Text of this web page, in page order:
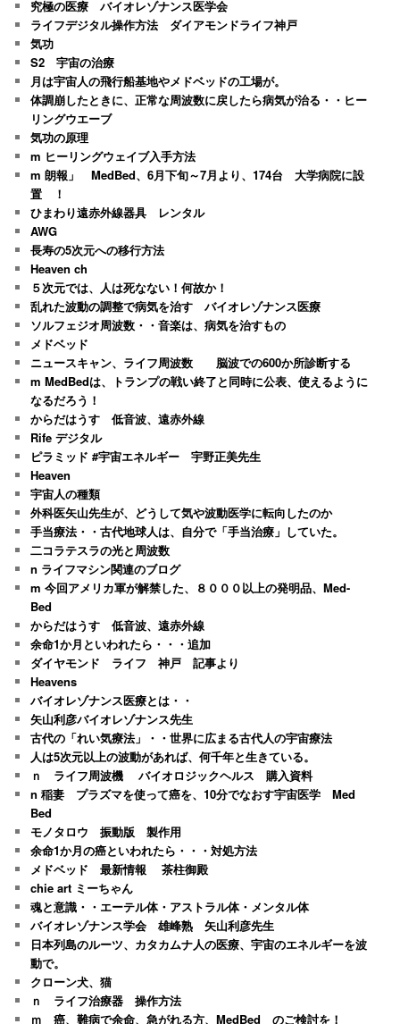
究極の医療 バイオレゾナンス医学会
ライフデジタル操作方法 ダイアモンドライフ神戸
気功
S2 宇宙の治療
月は宇宙人の飛行船基地やメドベッドの工場が。
体調崩したときに、正常な周波数に戻したら病気が治る・・ヒー
リングウエーブ
気功の原理
m ヒーリングウェイブ入手方法
m 朗報」 MedBed、6月下旬～7月より、174台 大学病院に設
置 ！
ひまわり遠赤外線器具 レンタル
AWG
長寿の5次元への移行方法
Heaven ch
５次元では、人は死なない！何故か！
乱れた波動の調整で病気を治す バイオレゾナンス医療
ソルフェジオ周波数・・音楽は、病気を治すもの
メドベッド
ニュースキャン、ライフ周波数 脳波での600か所診断する
m MedBedは、トランプの戦い終了と同時に公表、使えるように
なるだろう！
からだはうす 低音波、遠赤外線
Rife デジタル
ピラミッド #宇宙エネルギー 宇野正美先生
Heaven
宇宙人の種類
外科医矢山先生が、どうして気や波動医学に転向したのか
手当療法・・古代地球人は、自分で「手当治療」していた。
二コラテスラの光と周波数
n ライフマシン関連のブログ
m 今回アメリカ軍が解禁した、８０００以上の発明品、Med-
Bed
からだはうす 低音波、遠赤外線
余命1か月といわれたら・・・追加
ダイヤモンド ライフ 神戸 記事より
Heavens
バイオレゾナンス医療とは・・
矢山利彦バイオレゾナンス先生
古代の「れい気療法」・・世界に広まる古代人の宇宙療法
人は5次元以上の波動があれば、何千年と生きている。
ｎ ライフ周波機 バイオロジックヘルス 購入資料
n 稲妻 プラズマを使って癌を、10分でなおす宇宙医学 Med
Bed
モノタロウ 振動版 製作用
余命1か月の癌といわれたら・・・対処方法
メドベッド 最新情報 茶柱御殿
chie art ミーちゃん
魂と意識・・エーテル体・アストラル体・メンタル体
バイオレゾナンス学会 雄峰熟 矢山利彦先生
日本列島のルーツ、カタカムナ人の医療、宇宙のエネルギーを波
動で。
クローン犬、猫
ｎ ライフ治療器 操作方法
ｍ 癌、難病で余命、急がれる方、MedBed のご検討を！